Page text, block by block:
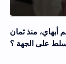
منذ ثمان
على الجهة ؟